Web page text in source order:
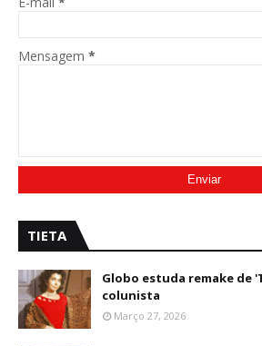
Mensagem *
TIETA
Globo estuda remake de
colunista
Março 27, 2026